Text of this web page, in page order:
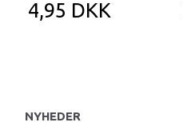
4,95 DKK
NYHEDER